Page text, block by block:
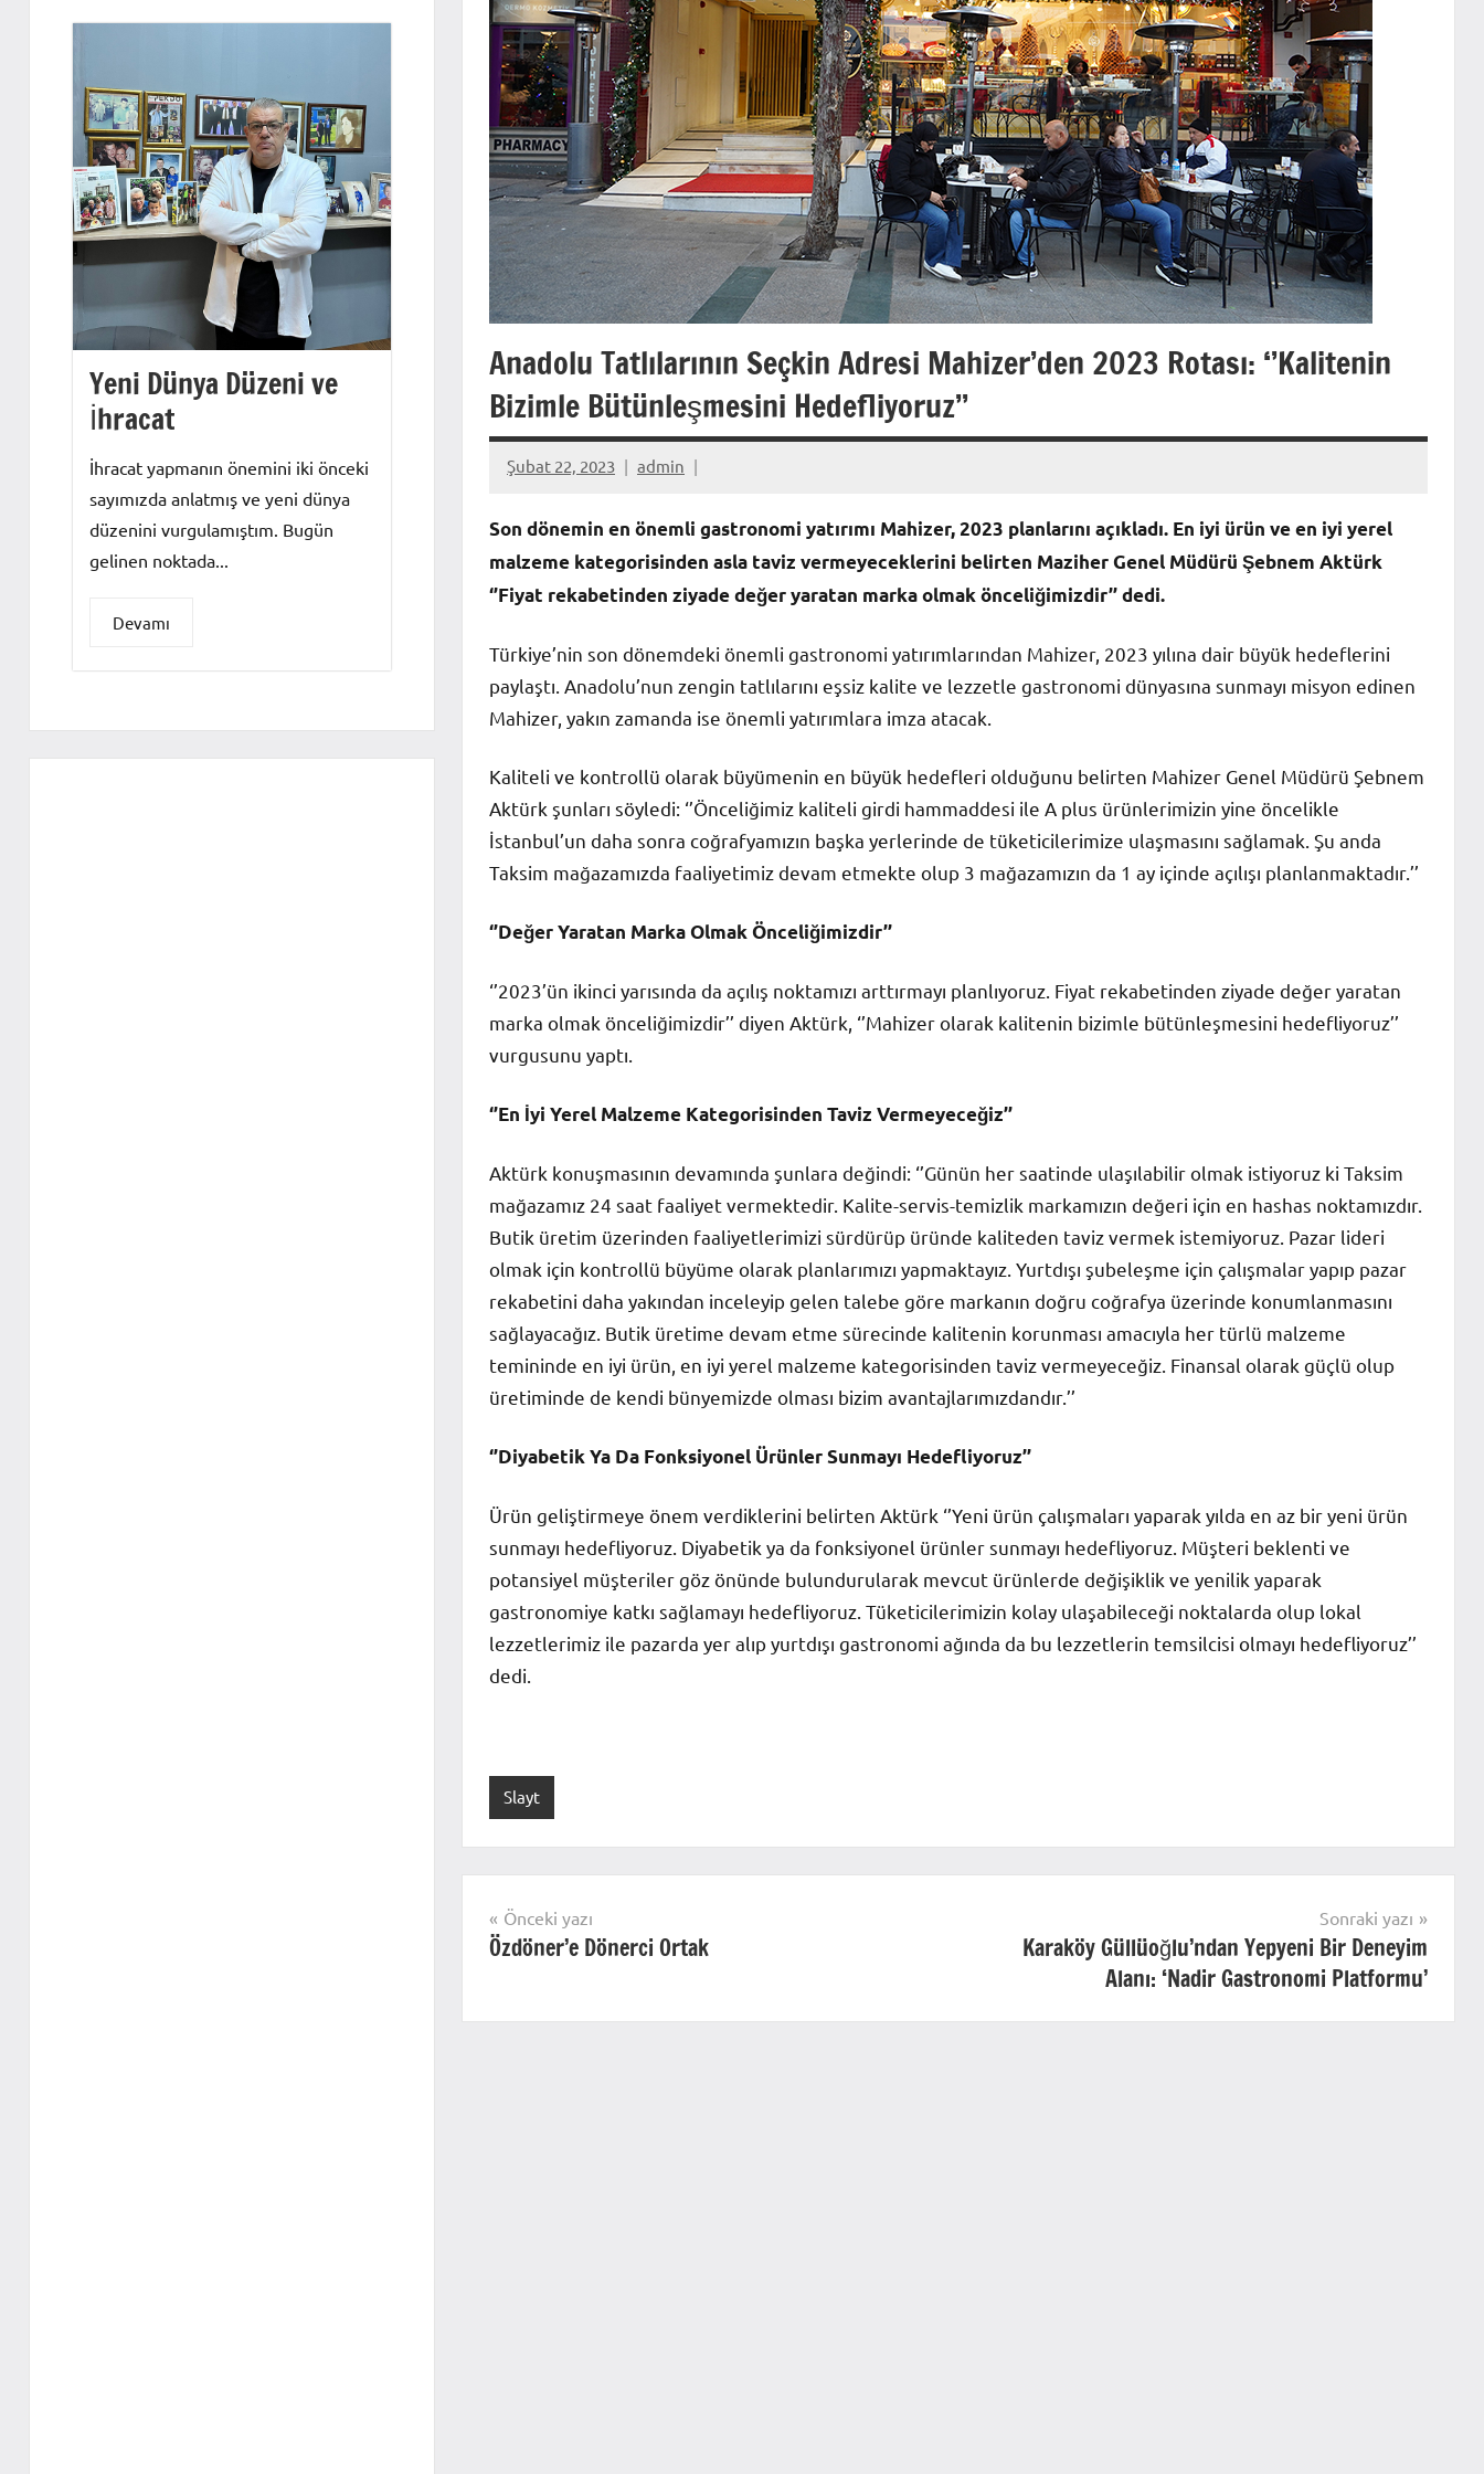
Anadolu Tatlılarının Seçkin Adresi Mahizer’den 2023 Rotası: ‘’Kalitenin
Bizimle Bütünleşmesini Hedefliyoruz’’
Şubat 22, 2023 admin
Son dönemin en önemli gastronomi yatırımı Mahizer, 2023 planlarını açıkladı. En iyi ürün ve en iyi yerel
malzeme kategorisinden asla taviz vermeyeceklerini belirten Maziher Genel Müdürü Şebnem Aktürk
‘’Fiyat rekabetinden ziyade değer yaratan marka olmak önceliğimizdir’’ dedi.
Türkiye’nin son dönemdeki önemli gastronomi yatırımlarından Mahizer, 2023 yılına dair büyük hedeflerini
paylaştı. Anadolu’nun zengin tatlılarını eşsiz kalite ve lezzetle gastronomi dünyasına sunmayı misyon edinen
Mahizer, yakın zamanda ise önemli yatırımlara imza atacak.
Kaliteli ve kontrollü olarak büyümenin en büyük hedefleri olduğunu belirten Mahizer Genel Müdürü Şebnem
Aktürk şunları söyledi: ‘’Önceliğimiz kaliteli girdi hammaddesi ile A plus ürünlerimizin yine öncelikle
İstanbul’un daha sonra coğrafyamızın başka yerlerinde de tüketicilerimize ulaşmasını sağlamak. Şu anda
Taksim mağazamızda faaliyetimiz devam etmekte olup 3 mağazamızın da 1 ay içinde açılışı planlanmaktadır.’’
‘’Değer Yaratan Marka Olmak Önceliğimizdir’’
‘’2023’ün ikinci yarısında da açılış noktamızı arttırmayı planlıyoruz. Fiyat rekabetinden ziyade değer yaratan
marka olmak önceliğimizdir’’ diyen Aktürk, ‘’Mahizer olarak kalitenin bizimle bütünleşmesini hedefliyoruz’’
vurgusunu yaptı.
‘’En İyi Yerel Malzeme Kategorisinden Taviz Vermeyeceğiz’’
Aktürk konuşmasının devamında şunlara değindi: ‘’Günün her saatinde ulaşılabilir olmak istiyoruz ki Taksim
mağazamız 24 saat faaliyet vermektedir. Kalite-servis-temizlik markamızın değeri için en hashas noktamızdır.
Butik üretim üzerinden faaliyetlerimizi sürdürüp üründe kaliteden taviz vermek istemiyoruz. Pazar lideri
olmak için kontrollü büyüme olarak planlarımızı yapmaktayız. Yurtdışı şubeleşme için çalışmalar yapıp pazar
rekabetini daha yakından inceleyip gelen talebe göre markanın doğru coğrafya üzerinde konumlanmasını
sağlayacağız. Butik üretime devam etme sürecinde kalitenin korunması amacıyla her türlü malzeme
temininde en iyi ürün, en iyi yerel malzeme kategorisinden taviz vermeyeceğiz. Finansal olarak güçlü olup
üretiminde de kendi bünyemizde olması bizim avantajlarımızdandır.’’
‘’Diyabetik Ya Da Fonksiyonel Ürünler Sunmayı Hedefliyoruz’’
Ürün geliştirmeye önem verdiklerini belirten Aktürk ‘’Yeni ürün çalışmaları yaparak yılda en az bir yeni ürün
sunmayı hedefliyoruz. Diyabetik ya da fonksiyonel ürünler sunmayı hedefliyoruz. Müşteri beklenti ve
potansiyel müşteriler göz önünde bulundurularak mevcut ürünlerde değişiklik ve yenilik yaparak
gastronomiye katkı sağlamayı hedefliyoruz. Tüketicilerimizin kolay ulaşabileceği noktalarda olup lokal
lezzetlerimiz ile pazarda yer alıp yurtdışı gastronomi ağında da bu lezzetlerin temsilcisi olmayı hedefliyoruz’’
dedi.
Slayt
Yazı
gezinmesi
Önceki yazı
Özdöner’e Dönerci Ortak
Sonraki yazı
Karaköy Güllüoğlu’ndan Yepyeni Bir Deneyim
Alanı: ‘Nadir Gastronomi Platformu’
Yeni Dünya Düzeni ve
İhracat
İhracat yapmanın önemini iki önceki
sayımızda anlatmış ve yeni dünya
düzenini vurgulamıştım. Bugün
gelinen noktada...
Devamı